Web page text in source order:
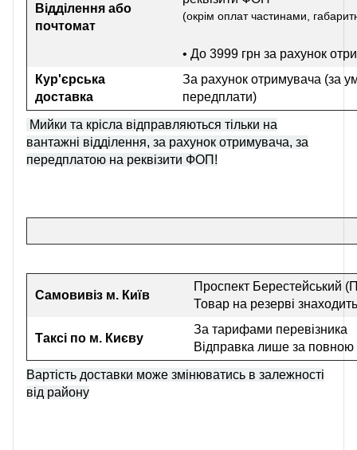
Відділення або
почтомат
(окрім оплат частинами,
• До 3999 грн за рахунок
Кур'єрська
доставка
За рахунок отримувача (за
передплати)
Мийки та крісла відправляються тільки на
вантажні відділення, за рахунок отримувача, за
передплатою на реквізити ФОП!
Самовивіз м. Київ
Проспект Берестейський
Товар на резерві
Таксі по м. Києву
За тарифами перевізника
Відправка лише за
Вартість доставки може змінюватись в залежності
від району